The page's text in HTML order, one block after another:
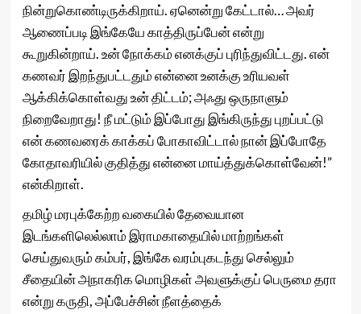
நின்றுகொண்டிருக்கிறாய். ஏனென்று கேட்டால்… அவர்
ஆணைப்படி இங்கேயே காத்திருப்பேன் என்று
கூறுகின்றாய். உன் நோக்கம் எனக்குப் புரிந்துவிட்டது. என்
கணவர் இறந்துபட்டதும் என்னை உனக்கு உரியவள்
ஆக்கிக்கொள்வது உன் திட்டம்; அஃது ஒருநாளும்
நிறைவேறாது! நீ மட்டும் இப்போது இங்கிருந்து புறப்பட்டு
என் கணவரைக் காக்கப் போகாவிட்டால் நான் இப்போதே
கோதாவரியில் குதித்து என்னை மாய்த்துக்கொள்வேன்!”
என்கிறாள்.
தமிழ் மரபுக்கேற்ற வகையில் தேவையான
இடங்களிலெல்லாம் இராமகாதையில் மாற்றங்கள்
செய்துவரும் கம்பர், இங்கே வரம்புகடந்து செல்லும்
சீதையின் அநாகரிக மொழிகள் அவளுக்குப் பெருமை தரா
என்று கருதி, அப்பேச்சின் நீளத்தைக்